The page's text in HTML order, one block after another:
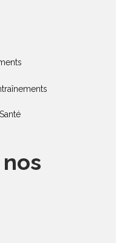
Santé